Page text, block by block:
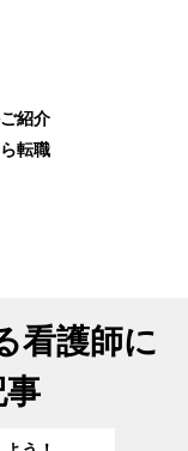
紹介
転職
看護師に